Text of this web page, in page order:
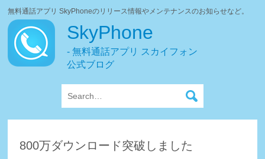
無料通話アプリ SkyPhoneのリリース情報やメンテナンスのお知らせなど。
SkyPhone
- 無料通話アプリ スカイフォン
公式ブログ
800万ダウンロード突破しました